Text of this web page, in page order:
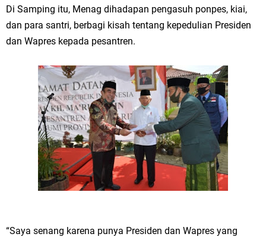
Di Samping itu, Menag dihadapan pengasuh ponpes, kiai,
dan para santri, berbagi kisah tentang kepedulian Presiden
dan Wapres kepada pesantren.
“Saya senang karena punya Presiden dan Wapres yang